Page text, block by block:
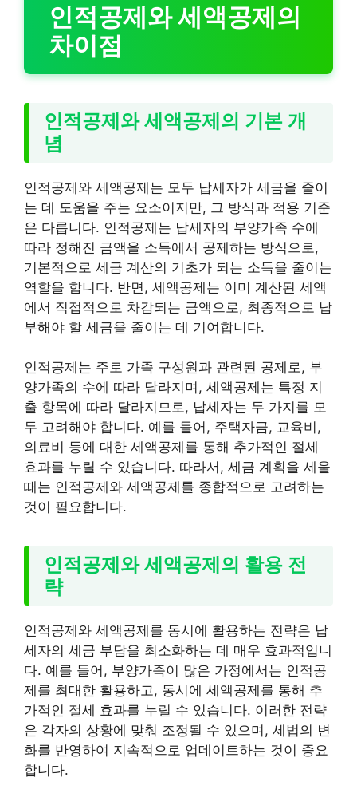
인적공제와 세액공제의
차이점
인적공제와 세액공제의 기본 개
념
인적공제와 세액공제는 모두 납세자가 세금을 줄이
는 데 도움을 주는 요소이지만, 그 방식과 적용 기준
은 다릅니다. 인적공제는 납세자의 부양가족 수에
따라 정해진 금액을 소득에서 공제하는 방식으로,
기본적으로 세금 계산의 기초가 되는 소득을 줄이는
역할을 합니다. 반면, 세액공제는 이미 계산된 세액
에서 직접적으로 차감되는 금액으로, 최종적으로 납
부해야 할 세금을 줄이는 데 기여합니다.
인적공제는 주로 가족 구성원과 관련된 공제로, 부
양가족의 수에 따라 달라지며, 세액공제는 특정 지
출 항목에 따라 달라지므로, 납세자는 두 가지를 모
두 고려해야 합니다. 예를 들어, 주택자금, 교육비,
의료비 등에 대한 세액공제를 통해 추가적인 절세
효과를 누릴 수 있습니다. 따라서, 세금 계획을 세울
때는 인적공제와 세액공제를 종합적으로 고려하는
것이 필요합니다.
인적공제와 세액공제의 활용 전
략
인적공제와 세액공제를 동시에 활용하는 전략은 납
세자의 세금 부담을 최소화하는 데 매우 효과적입니
다. 예를 들어, 부양가족이 많은 가정에서는 인적공
제를 최대한 활용하고, 동시에 세액공제를 통해 추
가적인 절세 효과를 누릴 수 있습니다. 이러한 전략
은 각자의 상황에 맞춰 조정될 수 있으며, 세법의 변
화를 반영하여 지속적으로 업데이트하는 것이 중요
합니다.